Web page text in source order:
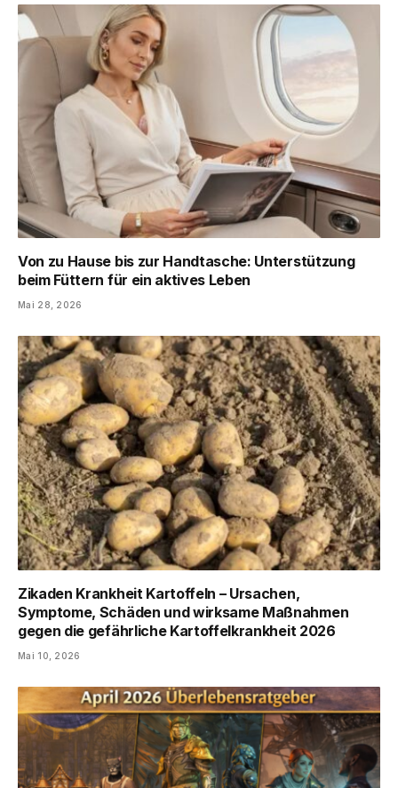
Von zu Hause bis zur Handtasche: Unterstützung
beim Füttern für ein aktives Leben
Mai 28, 2026
Zikaden Krankheit Kartoffeln – Ursachen,
Symptome, Schäden und wirksame Maßnahmen
gegen die gefährliche Kartoffelkrankheit 2026
Mai 10, 2026